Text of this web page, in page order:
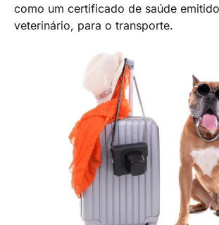
como um certificado de saúde
veterinário, para o transporte.